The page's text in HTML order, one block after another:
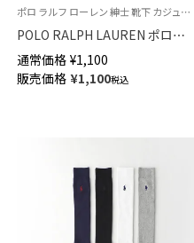
ポロ ラルフ ローレン 紳士 靴下 カジュアル 26SS
POLO RALPH LAUREN ポロポ
ニー刺しゅう リブ ミドル丈 ソ
ックス メンズ 02012030
通常価格 ¥1,100
販売価格 ¥1,100税込